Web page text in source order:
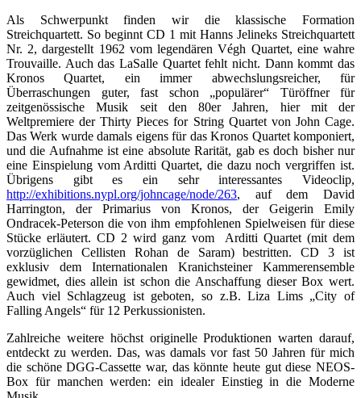
Als Schwerpunkt finden wir die klassische Formation
Streichquartett. So beginnt CD 1 mit Hanns Jelineks Streichquartett
Nr. 2, dargestellt 1962 vom legendären Végh Quartet, eine wahre
Trouvaille. Auch das LaSalle Quartet fehlt nicht. Dann kommt das
Kronos Quartet, ein immer abwechslungsreicher, für
Überraschungen guter, fast schon „populärer“ Türöffner für
zeitgenössische Musik seit den 80er Jahren, hier mit der
Weltpremiere der Thirty Pieces for String Quartet von John Cage.
Das Werk wurde damals eigens für das Kronos Quartet komponiert,
und die Aufnahme ist eine absolute Rarität, gab es doch bisher nur
eine Einspielung vom Arditti Quartet, die dazu noch vergriffen ist.
Übrigens gibt es ein sehr interessantes Videoclip,
http://exhibitions.nypl.org/johncage/node/263, auf dem David
Harrington, der Primarius von Kronos, der Geigerin Emily
Ondracek-Peterson die von ihm empfohlenen Spielweisen für diese
Stücke erläutert. CD 2 wird ganz vom Arditti Quartet (mit dem
vorzüglichen Cellisten Rohan de Saram) bestritten. CD 3 ist
exklusiv dem Internationalen Kranichsteiner Kammerensemble
gewidmet, dies allein ist schon die Anschaffung dieser Box wert.
Auch viel Schlagzeug ist geboten, so z.B. Liza Lims „City of
Falling Angels“ für 12 Perkussionisten.
Zahlreiche weitere höchst originelle Produktionen warten darauf,
entdeckt zu werden. Das, was damals vor fast 50 Jahren für mich
die schöne DGG-Cassette war, das könnte heute gut diese NEOS-
Box für manchen werden: ein idealer Einstieg in die Moderne